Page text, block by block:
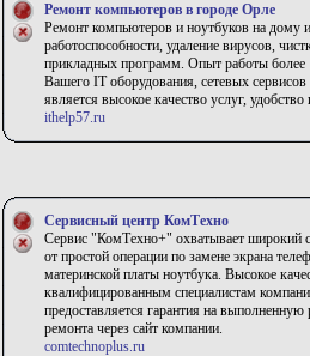
Ремонт компьютеров в городе Орле
Ремонт компьютеров и ноутбуков на дому
работоспособности, удаление вирусов,
прикладных программ. Опыт работы более
Вашего IT оборудования, сетевых
является высокое качество услуг,
ithelp57.ru
Сервисный центр КомТехно
Сервис "КомТехно+" охватывает широкий
от простой операции по замене экрана
материнской платы ноутбука. Высокое
квалифицированным специалистам
предоставляется гарантия на
ремонта через сайт компании.
comtechnoplus.ru